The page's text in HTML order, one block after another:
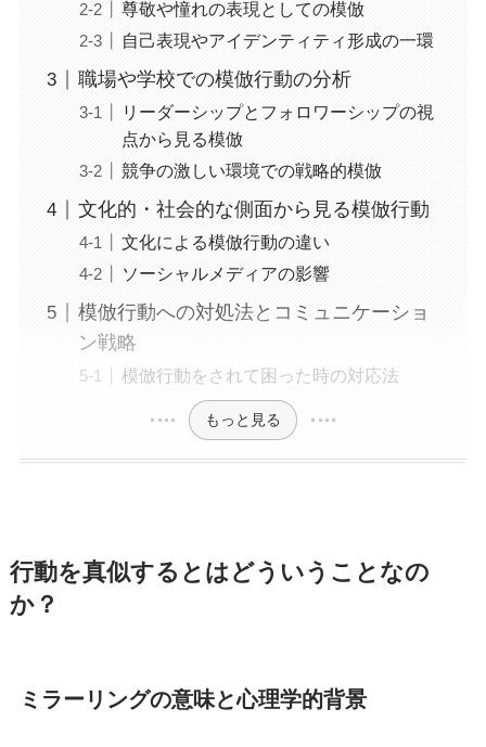
尊敬や憧れの表現としての模倣
自己表現やアイデンティティ形成の一環
職場や学校での模倣行動の分析
リーダーシップとフォロワーシップの視
点から見る模倣
競争の激しい環境での戦略的模倣
文化的・社会的な側面から見る模倣行動
文化による模倣行動の違い
ソーシャルメディアの影響
模倣行動への対処法とコミュニケーショ
ン戦略
模倣行動をされて困った時の対応法
もっと見る
行動を真似するとはどういうことなの
か？
ミラーリングの意味と心理学的背景